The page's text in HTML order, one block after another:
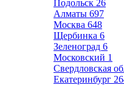
Подольск 26
Алматы 697
Москва 648
Щербинка 6
Зеленоград 6
Московский 1
Свердловская
Екатеринбург